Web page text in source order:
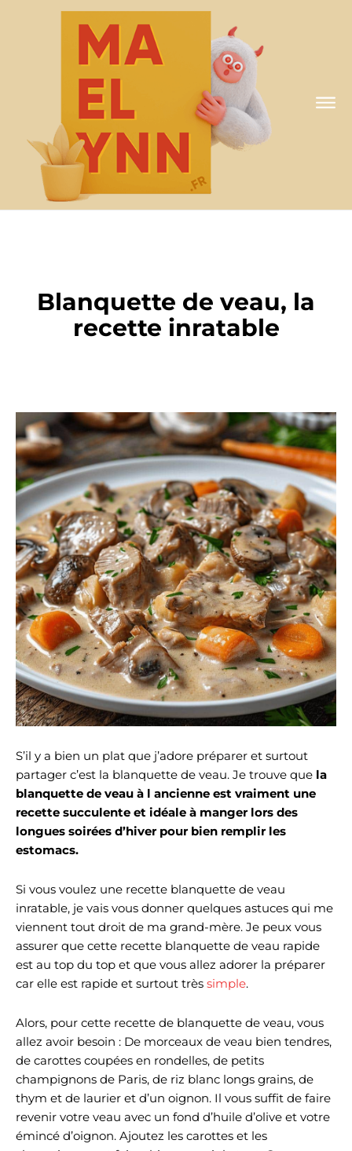
Blanquette de veau, la
recette inratable
S’il y a bien un plat que j’adore préparer et surtout
partager c’est la blanquette de veau. Je trouve que la
blanquette de veau à l ancienne est vraiment une
recette succulente et idéale à manger lors des
longues soirées d’hiver pour bien remplir les
estomacs.
Si vous voulez une recette blanquette de veau
inratable, je vais vous donner quelques astuces qui me
viennent tout droit de ma grand-mère. Je peux vous
assurer que cette recette blanquette de veau rapide
est au top du top et que vous allez adorer la préparer
car elle est rapide et surtout très simple.
Alors, pour cette recette de blanquette de veau, vous
allez avoir besoin : De morceaux de veau bien tendres,
de carottes coupées en rondelles, de petits
champignons de Paris, de riz blanc longs grains, de
thym et de laurier et d’un oignon. Il vous suffit de faire
revenir votre veau avec un fond d’huile d’olive et votre
émincé d’oignon. Ajoutez les carottes et les